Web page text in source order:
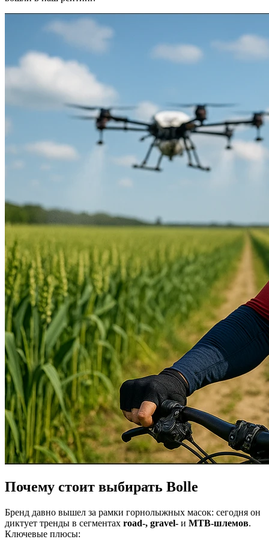
Почему стоит выбирать Bolle
Бренд давно вышел за рамки горнолыжных масок: сегодня он
диктует тренды в сегментах road-, gravel- и MTB-шлемов.
Ключевые плюсы: